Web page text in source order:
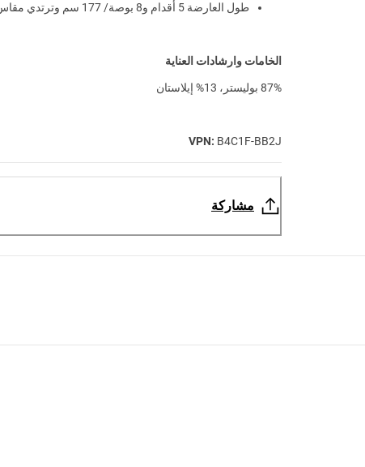
طول العارضة 5 أقدام و8 بوصة/ 177 سم وترتدي مقاس XS
الخامات وارشادات العناية
87% بوليستر، 13% إيلاستان
VPN: B4C1F-BB2J
مشاركة